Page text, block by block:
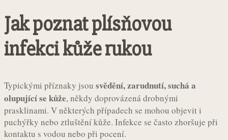
Jak poznat plísňovou
infekci kůže rukou
Typickými příznaky jsou svědění, zarudnutí, suchá a
olupující se kůže, někdy doprovázená drobnými
prasklinami. V některých případech se mohou objevit i
puchýřky nebo ztluštění kůže. Infekce se často zhoršuje při
kontaktu s vodou nebo při pocení.